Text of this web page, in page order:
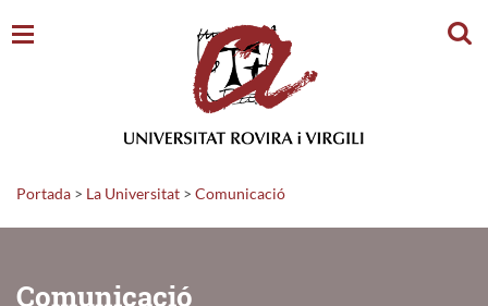
Portada > La Universitat > Comunicació
Comunicació